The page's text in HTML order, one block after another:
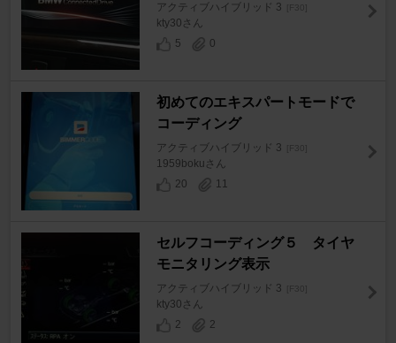
アクティブハイブリッド 3 [F30]
kty30さん
5
0
初めてのエキスパートモードで
コーディング
アクティブハイブリッド 3 [F30]
1959bokuさん
20
11
セルフコーディング５ タイヤ
モニタリング表示
アクティブハイブリッド 3 [F30]
kty30さん
2
2